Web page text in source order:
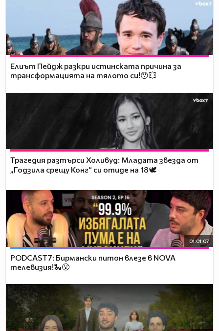
Елиът Пейдж разкри истинската причина за
трансформацията на тялото си!😯💥
Трагедия разтърси Холивуд: Младата звезда от
„Годзила срещу Конг“ си отиде на 18🕊️
01:01:07
PODCAST7: Бирмански питон влезе в NOVA
телевизия!🐍😮